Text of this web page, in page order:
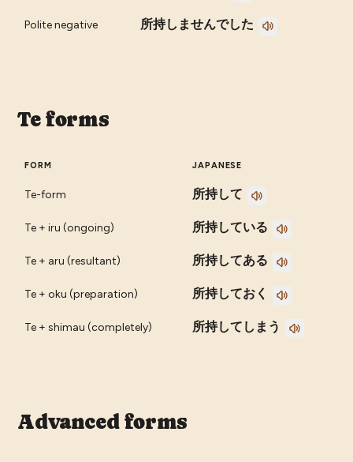
Polite negative 所持しませんでした
Te forms
FORM JAPANESE
Te-form 所持して
Te + iru (ongoing) 所持している
Te + aru (resultant) 所持してある
Te + oku (preparation) 所持しておく
Te + shimau (completely) 所持してしまう
Advanced forms